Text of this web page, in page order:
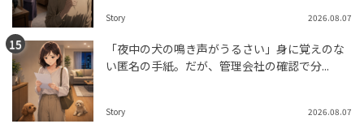
Story 2026.08.07
「夜中の犬の鳴き声がうるさい」身に覚えのな
い匿名の手紙。だが、管理会社の確認で分...
Story 2026.08.07